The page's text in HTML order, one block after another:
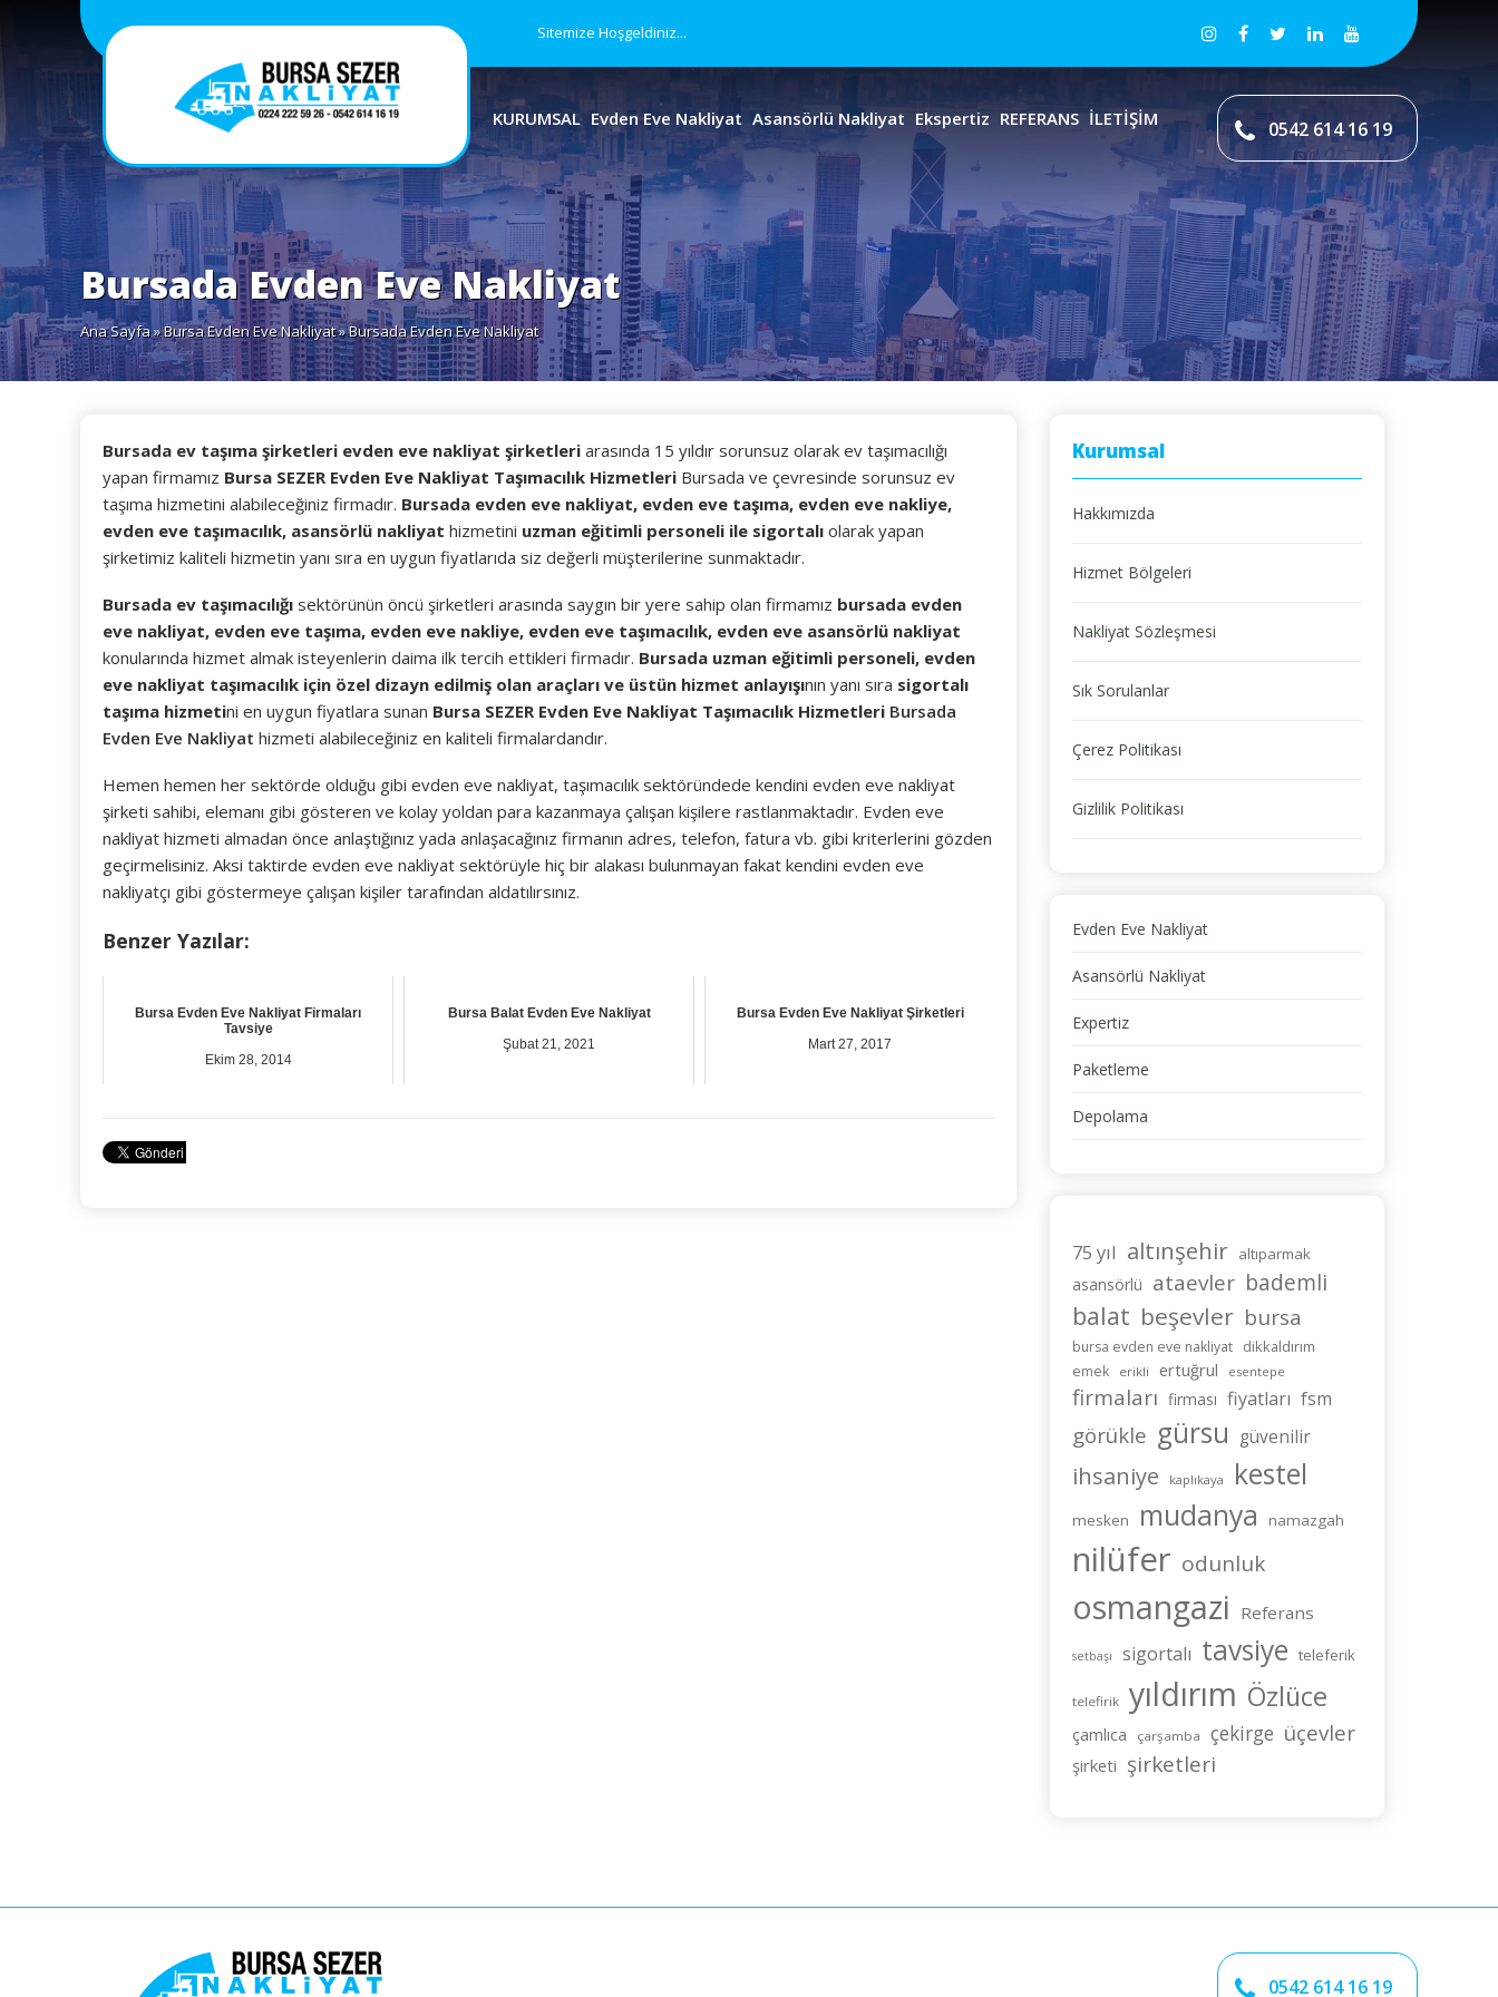
Sitemize Hoşgeldiniz...
KURUMSAL Evden Eve Nakliyat Asansörlü Nakliyat Ekspertiz REFERANS İLETİŞİM 0542 614 16 19
Bursada Evden Eve Nakliyat
Ana Sayfa»Bursa Evden Eve Nakliyat» Bursada Evden Eve Nakliyat
Bursada ev taşıma şirketleri evden eve nakliyat şirketleri arasında 15 yıldır sorunsuz olarak ev taşımacılığı
yapan firmamız Bursa SEZER Evden Eve Nakliyat Taşımacılık Hizmetleri Bursada ve çevresinde sorunsuz ev
taşıma hizmetini alabileceğiniz firmadır. Bursada evden eve nakliyat, evden eve taşıma, evden eve nakliye,
evden eve taşımacılık, asansörlü nakliyat hizmetini uzman eğitimli personeli ile sigortalı olarak yapan
şirketimiz kaliteli hizmetin yanı sıra en uygun fiyatlarıda siz değerli müşterilerine sunmaktadır.
Bursada ev taşımacılığı sektörünün öncü şirketleri arasında saygın bir yere sahip olan firmamız bursada evden
eve nakliyat, evden eve taşıma, evden eve nakliye, evden eve taşımacılık, evden eve asansörlü nakliyat
konularında hizmet almak isteyenlerin daima ilk tercih ettikleri firmadır. Bursada uzman eğitimli personeli, evden
eve nakliyat taşımacılık için özel dizayn edilmiş olan araçları ve üstün hizmet anlayışının yanı sıra sigortalı
taşıma hizmetini en uygun fiyatlara sunan Bursa SEZER Evden Eve Nakliyat Taşımacılık Hizmetleri Bursada
Evden Eve Nakliyat hizmeti alabileceğiniz en kaliteli firmalardandır.
Hemen hemen her sektörde olduğu gibi evden eve nakliyat, taşımacılık sektöründede kendini evden eve nakliyat
şirketi sahibi, elemanı gibi gösteren ve kolay yoldan para kazanmaya çalışan kişilere rastlanmaktadır. Evden eve
nakliyat hizmeti almadan önce anlaştığınız yada anlaşacağınız firmanın adres, telefon, fatura vb. gibi kriterlerini gözden
geçirmelisiniz. Aksi taktirde evden eve nakliyat sektörüyle hiç bir alakası bulunmayan fakat kendini evden eve
nakliyatçı gibi göstermeye çalışan kişiler tarafından aldatılırsınız.
Benzer Yazılar:
Bursa Evden Eve Nakliyat Firmaları
Tavsiye
Ekim 28, 2014
Bursa Balat Evden Eve Nakliyat
Şubat 21, 2021
Bursa Evden Eve Nakliyat Şirketleri
Mart 27, 2017
Kurumsal
Hakkımızda
Hizmet Bölgeleri
Nakliyat Sözleşmesi
Sık Sorulanlar
Çerez Politikası
Gizlilik Politikası
Evden Eve Nakliyat
Asansörlü Nakliyat
Expertiz
Paketleme
Depolama
75 yıl altınşehir altıparmak
asansörlü ataevler bademli
balat beşevler bursa
bursa evden eve nakliyat dikkaldırım
emek erikli ertuğrul esentepe
firmaları firması fiyatları fsm
görükle gürsu güvenilir
ihsaniye kaplıkaya kestel
mesken mudanya namazgah
nilüfer odunluk
osmangazi Referans
setbaşı sigortalı tavsiye teleferik
telefirik yıldırım Özlüce
çamlıca çarşamba çekirge üçevler
şirketi şirketleri
0542 614 16 19